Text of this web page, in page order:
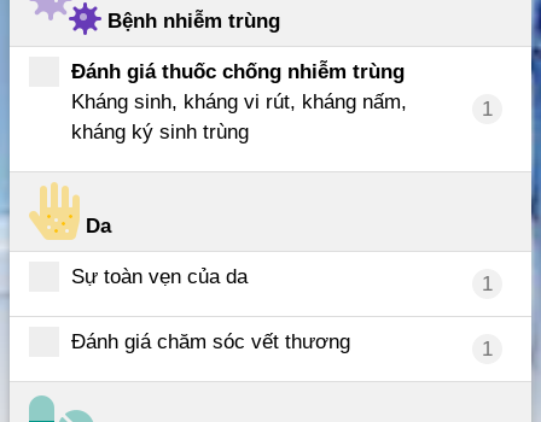
Bệnh nhiễm trùng
Đánh giá thuốc chống nhiễm trùng
Kháng sinh, kháng vi rút, kháng nấm,
kháng ký sinh trùng
1
Da
Sự toàn vẹn của da 1
Đánh giá chăm sóc vết thương 1